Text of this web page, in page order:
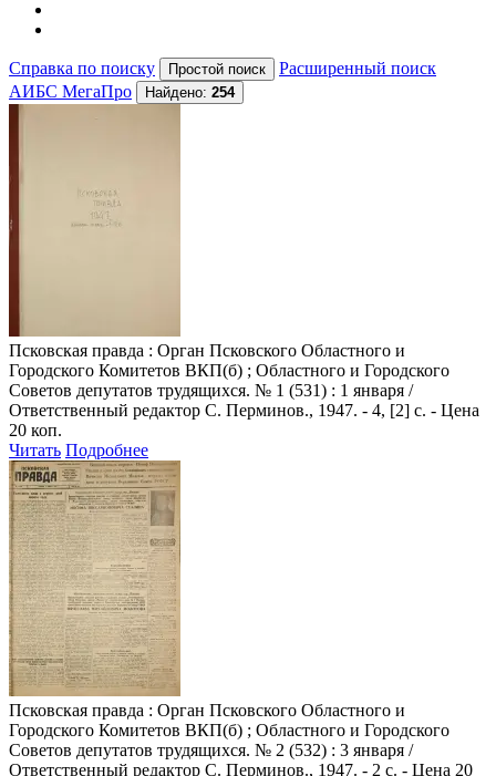
Справка по поиску
Расширенный поиск
АИБС МегаПро
Найдено: 254
Псковская правда : Орган Псковского Областного и
Городского Комитетов ВКП(б) ; Областного и Городского
Советов депутатов трудящихся. № 1 (531) : 1 января /
Ответственный редактор С. Перминов., 1947. - 4, [2] с. - Цена
20 коп.
Читать Подробнее
Псковская правда : Орган Псковского Областного и
Городского Комитетов ВКП(б) ; Областного и Городского
Советов депутатов трудящихся. № 2 (532) : 3 января /
Ответственный редактор С. Перминов., 1947. - 2 с. - Цена 20